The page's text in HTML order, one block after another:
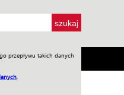
przepływu takich danych
WIW